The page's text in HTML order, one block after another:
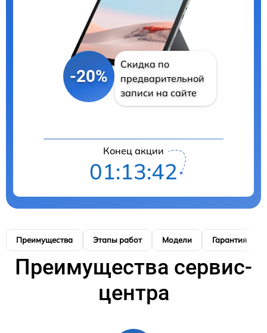
-20%
Скидка по
предварительной
записи на сайте
Конец акции
01:13:41
Преимущества Этапы работ Модели Гарантия
Преимущества сервис-
центра